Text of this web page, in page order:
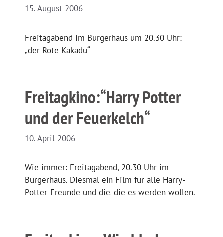
15. August 2006
Freitagabend im Bürgerhaus um 20.30 Uhr:
„der Rote Kakadu“
Freitagkino:“Harry Potter
und der Feuerkelch“
10. April 2006
Wie immer: Freitagabend, 20.30 Uhr im
Bürgerhaus. Diesmal ein Film für alle Harry-
Potter-Freunde und die, die es werden wollen.